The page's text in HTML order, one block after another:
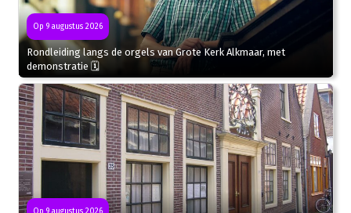
Op 9 augustus 2026
Rondleiding langs de orgels van Grote Kerk Alkmaar, met
demonstratie 🗓